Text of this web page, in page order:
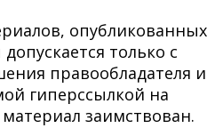
опубликованных
только с
правообладателя и
гиперссылкой на
заимствован.